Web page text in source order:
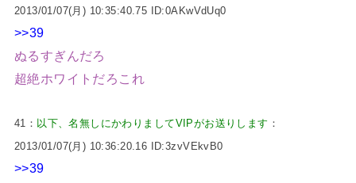
2013/01/07(月) 10:35:40.75 ID:0AKwVdUq0
>>39
ぬるすぎんだろ
超絶ホワイトだろこれ
41： 以下、名無しにかわりましてVIPがお送りします ：
2013/01/07(月) 10:36:20.16 ID:3zvVEkvB0
>>39